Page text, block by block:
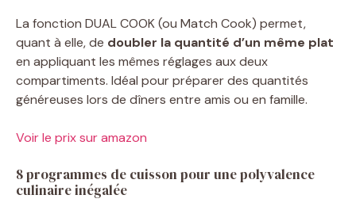
La fonction DUAL COOK (ou Match Cook) permet,
quant à elle, de doubler la quantité d’un même plat
en appliquant les mêmes réglages aux deux
compartiments. Idéal pour préparer des quantités
généreuses lors de dîners entre amis ou en famille.
Voir le prix sur amazon
8 programmes de cuisson pour une polyvalence
culinaire inégalée